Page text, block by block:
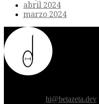
abril 2024
marzo 2024
hi@betazeta.dev